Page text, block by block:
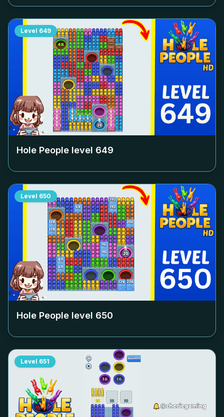
Level 649
Hole People level 649
Level 650
Hole People level 650
Level 651